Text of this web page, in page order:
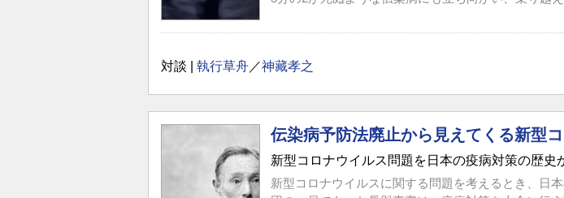
対談 | 執行草舟／神藏孝之
伝染病予防法廃止から見えてくる新型
新型コロナウイルス問題を日本の疫病対策の歴史
新型コロナウイルスに関する問題を考えるとき、日